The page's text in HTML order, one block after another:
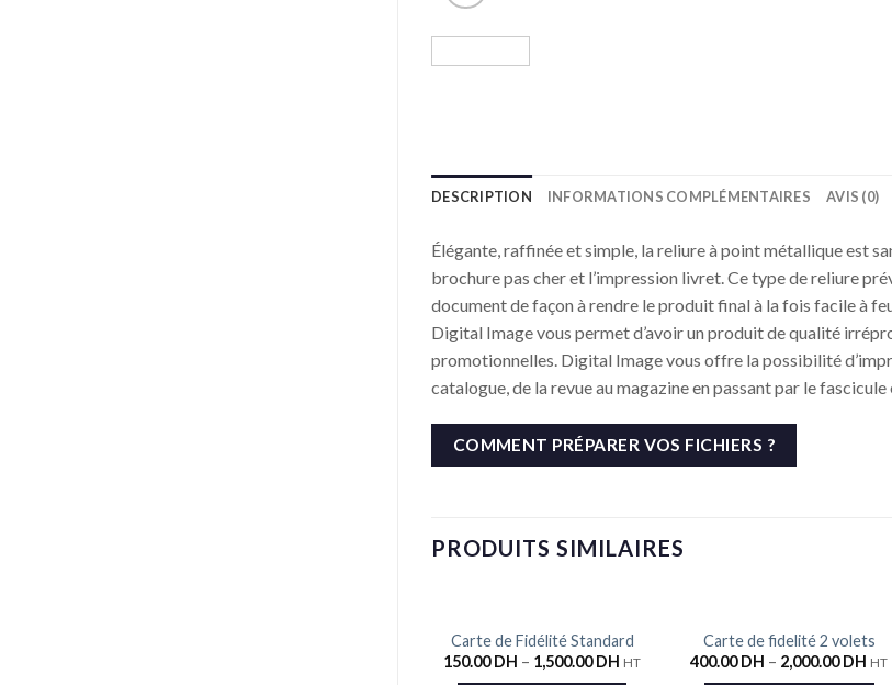
DESCRIPTION INFORMATIONS COMPLÉMENTAIRES AVIS (0)
Élégante, raffinée et simple, la reliure à point métallique est
brochure pas cher et l’impression livret. Ce type de reliure
document de façon à rendre le produit final à la fois facile à
Digital Image vous permet d’avoir un produit de qualité
promotionnelles. Digital Image vous offre la possibilité
catalogue, de la revue au magazine en passant par le
COMMENT PRÉPARER VOS FICHIERS ?
PRODUITS SIMILAIRES
Ajouter
à la liste
Carte de Fidélité Standard
150.00 DH – 1,500.00 DH HT
Ajouter
à la liste
Carte de fidelité 2 volets
400.00 DH – 2,000.00 DH HT